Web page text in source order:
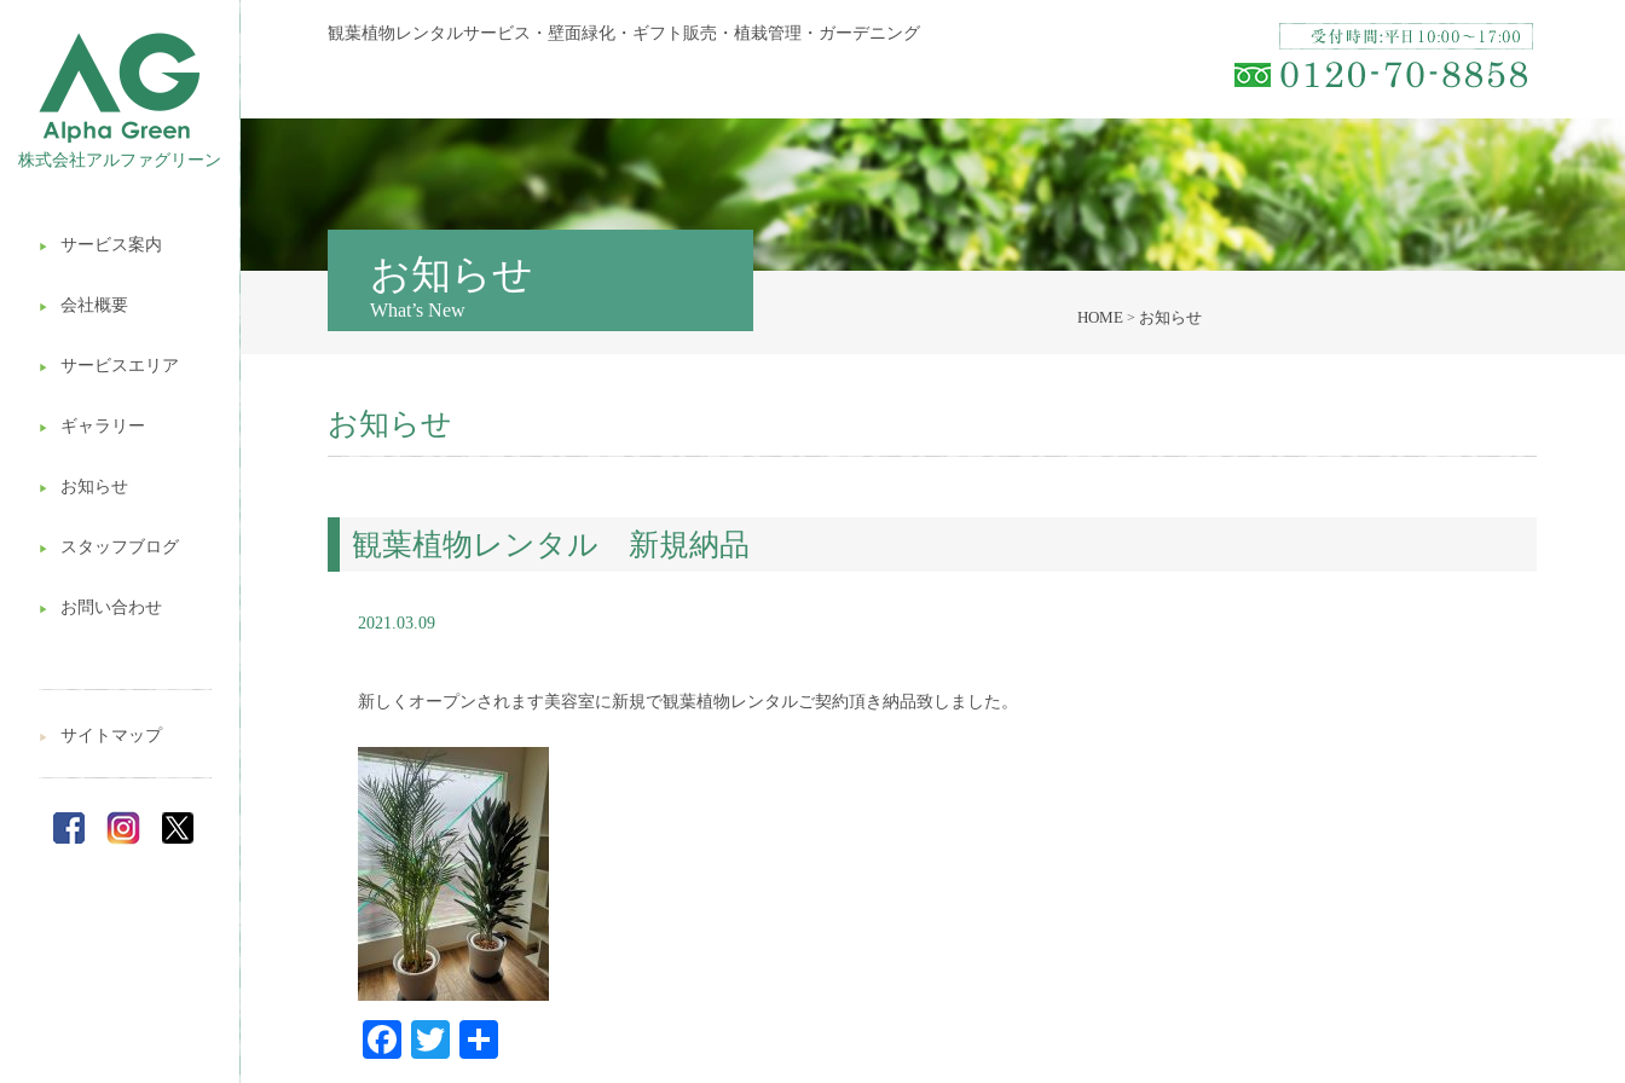
株式会社アルファグリーン
▶︎ サービス案内
▶︎ 会社概要
▶︎ サービスエリア
▶︎ ギャラリー
▶︎ お知らせ
▶︎ スタッフブログ
▶︎ お問い合わせ
観葉植物レンタル
壁面緑化
ギフト販売
造園ガーデニング
植木処分
▶︎ サイトマップ
観葉植物レンタルサービス・壁面緑化・ギフト販売・植栽管理・ガーデニング
お知らせ
What’s New HOME お知らせ
お知らせ
観葉植物レンタル 新規納品
2021.03.09
新しくオープンされます美容室に新規で観葉植物レンタルご契約頂き納品致しました。
Facebook
Twitter